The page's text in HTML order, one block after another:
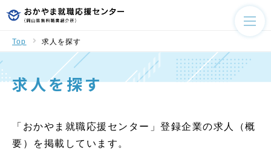
Top 求人を探す
求人を探す
「おかやま就職応援センター」登録企業の求人（概
要）を掲載しています。